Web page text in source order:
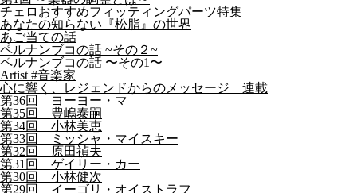
チェロおすすめフィッティングパーツ特集
あなたの知らない『松脂』の世界
あご当ての話
ペルナンブコの話 ~その２~
ペルナンブコの話 〜その1〜
Artist #音楽家
心に響く、レジェンドからのメッセージ 連載
第36回 ヨーヨー・マ
第35回 豊嶋泰嗣
第34回 小林美恵
第33回 ミッシャ・マイスキー
第32回 原田禎夫
第31回 ゲイリー・カー
第30回 小林健次
第29回 イーゴリ・オイストラフ